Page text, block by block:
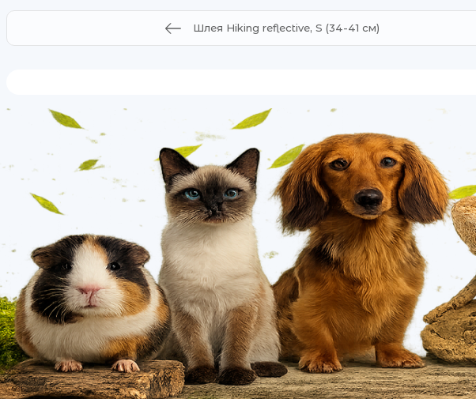
Шлея Hiking reflective, S (34-41 см)